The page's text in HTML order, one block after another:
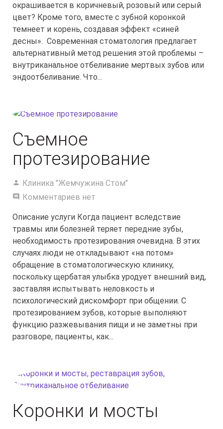
окрашивается в коричневый, розовый или серый
цвет? Кроме того, вместе с зубной коронкой
темнеет и корень, создавая эффект «синей
десны». Современная стоматология предлагает
альтернативный метод решения этой проблемы –
внутриканальное отбеливание мертвых зубов или
эндоотбеливание. Что...
Съемное
протезирование
Клиника "Жемчужина Стом"
Комментариев нет
Описание услуги Когда пациент вследствие
травмы или болезней теряет передние зубы,
необходимость протезирования очевидна. В этих
случаях люди не откладывают «на потом»
обращение в стоматологическую клинику,
поскольку щербатая улыбка уродует внешний вид,
заставляя испытывать неловкость и
психологический дискомфорт при общении. С
протезированием зубов, которые выполняют
функцию разжевывания пищи и не заметны при
разговоре, пациенты, как...
Коронки и мосты